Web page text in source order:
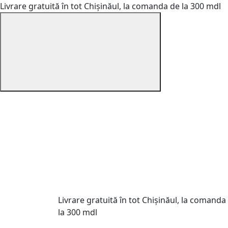
Livrare gratuită în tot Chișinăul, la comanda de la 300 mdl
Livrare gratuită în tot Chișinăul, la comanda
la 300 mdl